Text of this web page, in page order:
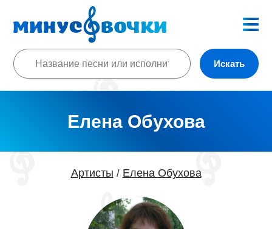
Искать
Елена Обухова
Артисты / Елена Обухова